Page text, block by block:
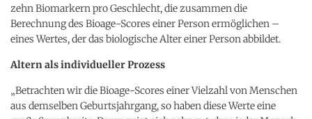
zehn Biomarkern pro Geschlecht, die zusammen die
Berechnung des Bioage-Scores einer Person ermöglichen –
eines Wertes, der das biologische Alter einer Person abbildet.
Altern als individueller Prozess
„Betrachten wir die Bioage-Scores einer Vielzahl von Menschen
aus demselben Geburtsjahrgang, so haben diese Werte eine